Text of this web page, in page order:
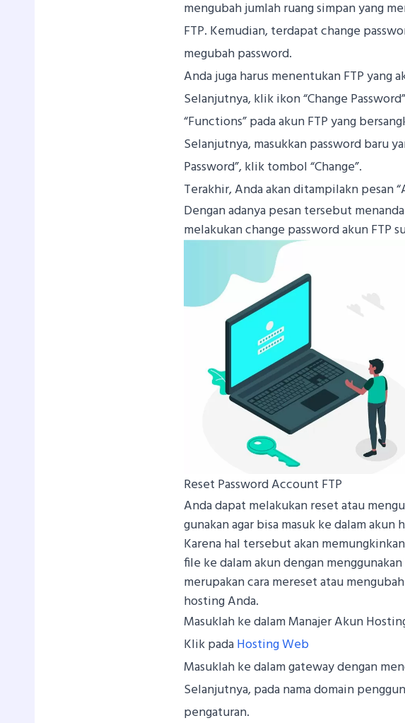
mengubah jumlah ruang simpan yang
FTP. Kemudian, terdapat change
megubah password.
Anda juga harus menentukan FTP yang
Selanjutnya, klik ikon “Change
“Functions” pada akun FTP yang
Selanjutnya, masukkan password baru
Password”, klik tombol “Change”.
Terakhir, Anda akan ditampilakn pesan
Dengan adanya pesan tersebut
melakukan change password akun FTP
Reset Password Account FTP
Anda dapat melakukan reset atau
gunakan agar bisa masuk ke dalam
Karena hal tersebut akan
file ke dalam akun dengan
merupakan cara mereset atau
hosting Anda.
Masuklah ke dalam Manajer Akun
Klik padaHosting Web
Masuklah ke dalam gateway dengan
Selanjutnya, pada nama domain
pengaturan.